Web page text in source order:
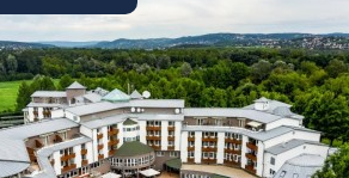
Польша
Португалия
Сардиния
Сицилия
Словакия